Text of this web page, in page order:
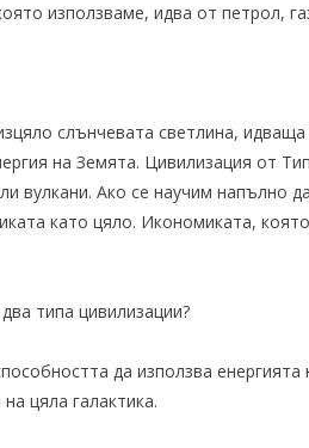
използваме, идва от петрол,
слънчевата светлина, идваща
на Земята. Цивилизация от
вулкани. Ако се научим напълно
като цяло. Икономиката,
типа цивилизации?
да използва енергията
цяла галактика.